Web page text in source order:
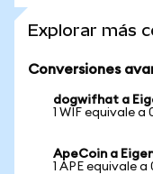
Explorar más
Conversiones
dogwifhat a
1 WIF equivale a
ApeCoin a
1 APE equivale a